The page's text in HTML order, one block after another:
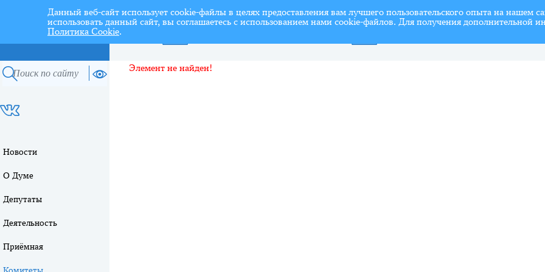
Новости
О Думе
Депутаты
Деятельность
Приёмная
Элемент не найден!
Данный веб-сайт использует cookie-файлы в целях предоставления вам лучшего пользовательского опыта на нашем
использовать данный сайт, вы соглашаетесь с использованием нами cookie-файлов. Для получения дополнительной
Политика Cookie.